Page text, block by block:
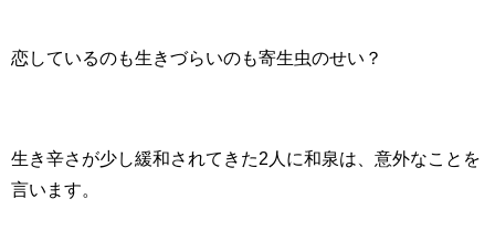
恋しているのも生きづらいのも寄生虫のせい？
生き辛さが少し緩和されてきた2人に和泉は、意外なことを
言います。